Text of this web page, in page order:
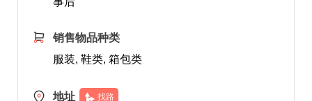
销售物品种类
服装, 鞋类, 箱包类
地址 找路